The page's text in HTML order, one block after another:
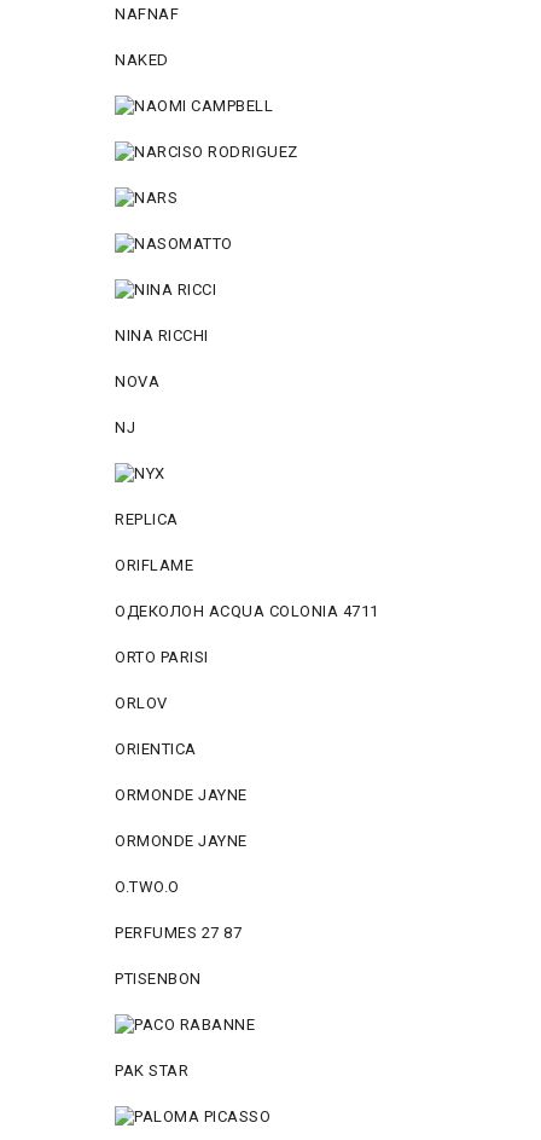
NAFNAF
NAKED
NINA RICCHI
NOVA
NJ
REPLICA
ORIFLAME
ОДЕКОЛОН ACQUA COLONIA 4711
ORTO PARISI
ORLOV
ORIENTICA
ORMONDE JAYNE
ORMONDE JAYNE
O.TWO.O
PERFUMES 27 87
PTISENBON
PAK STAR